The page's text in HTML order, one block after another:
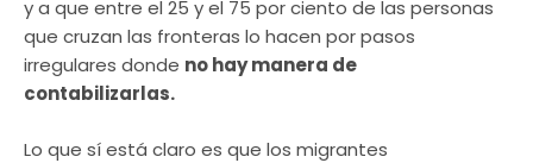
y a que entre el 25 y el 75 por ciento de las personas
que cruzan las fronteras lo hacen por pasos
irregulares donde no hay manera de
contabilizarlas.
Lo que sí está claro es que los migrantes